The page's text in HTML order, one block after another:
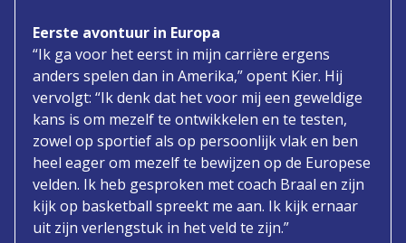
Eerste avontuur in Europa
“Ik ga voor het eerst in mijn carrière ergens
anders spelen dan in Amerika,” opent Kier. Hij
vervolgt: “Ik denk dat het voor mij een geweldige
kans is om mezelf te ontwikkelen en te testen,
zowel op sportief als op persoonlijk vlak en ben
heel eager om mezelf te bewijzen op de Europese
velden. Ik heb gesproken met coach Braal en zijn
kijk op basketball spreekt me aan. Ik kijk ernaar
uit zijn verlengstuk in het veld te zijn.”